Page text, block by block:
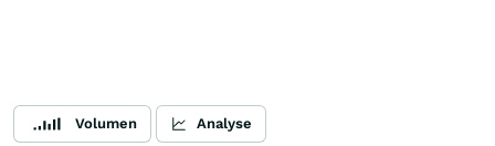
Volumen Analyse